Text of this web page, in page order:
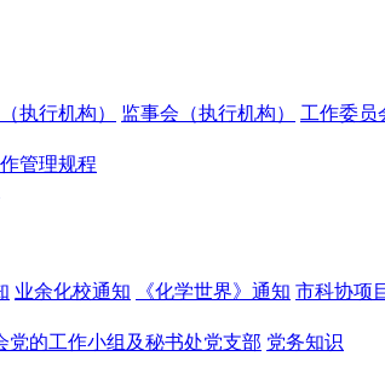
执行机构） 监事会（执行机构） 工作委员
管理规程
业余化校通知 《化学世界》通知 市科协项
党的工作小组及秘书处党支部 党务知识